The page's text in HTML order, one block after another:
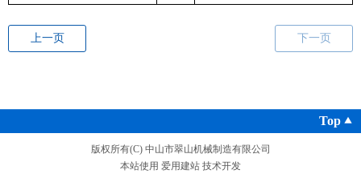
上一页 下一页
Top
版权所有(C) 中山市翠山机械制造有限公司
本站使用 爱用建站 技术开发